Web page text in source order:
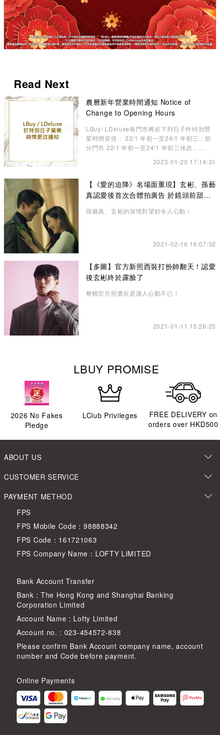
Read Next
農曆新年營業時間通知 Notice of
Change to Opening Hours
LBuy/ LDeluxe各門市將於下列日子作特別營
業時間安排： 22/1 年初一至24/1 年初三；部
分門市 22/1 年初一至24/1 年初三休息，
2023-01-20 17:14:31
【《愛的迫降》名場面重現】玄彬、孫藝
真認愛後首次合體拍廣告 於鏡頭前甜蜜
孫藝真、玄彬的深情對望好令人心動！
2021-02-16 16:07:32
【多圖】官方新照西裝打扮帥翻天！認愛
後玄彬終於露臉了
整輯官方照實在是讓人心動不已！
2021-01-11 15:26:25
LBUY PROMISE
2026 No Fakes
Pledge
LClub Privileges
FREE DELIVERY on
orders over HKD500
ABOUT US
CUSTOMER SERVICE
PAYMENT METHOD
FPS
FPS Mobile Code：98888342
FPS Code：161721063
FPS Company Name：LOFTY LIMITED
Bank Account Transfer
Bank : The Hong Kong and Shanghai Banking
Corporation Limited
Account Name : Lofty Limited
Account no. : 023-454572-838
Please confirm Bank Account company name, account
number and Code before payment.
Online Payments